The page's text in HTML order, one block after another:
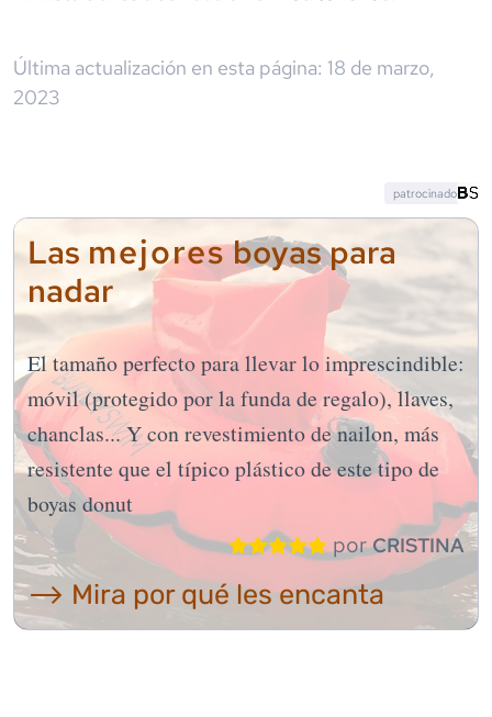
Última actualización en esta página: 18 de marzo,
2023
Las mejoresboyas para
nadar
El tamaño perfecto para llevar lo imprescindible:
móvil (protegido por la funda de regalo), llaves,
chanclas... Y con revestimiento de nailon, más
resistente que el típico plástico de este tipo de
boyas donut
porCRISTINA
⟶ Mira por qué les encanta
patrocinado